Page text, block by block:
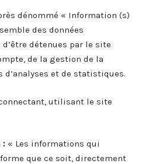
dénommé « Information (s)
des données
détenues par le site
de la gestion de la
et de statistiques.
utilisant le site
: « Les informations qui
que ce soit, directement